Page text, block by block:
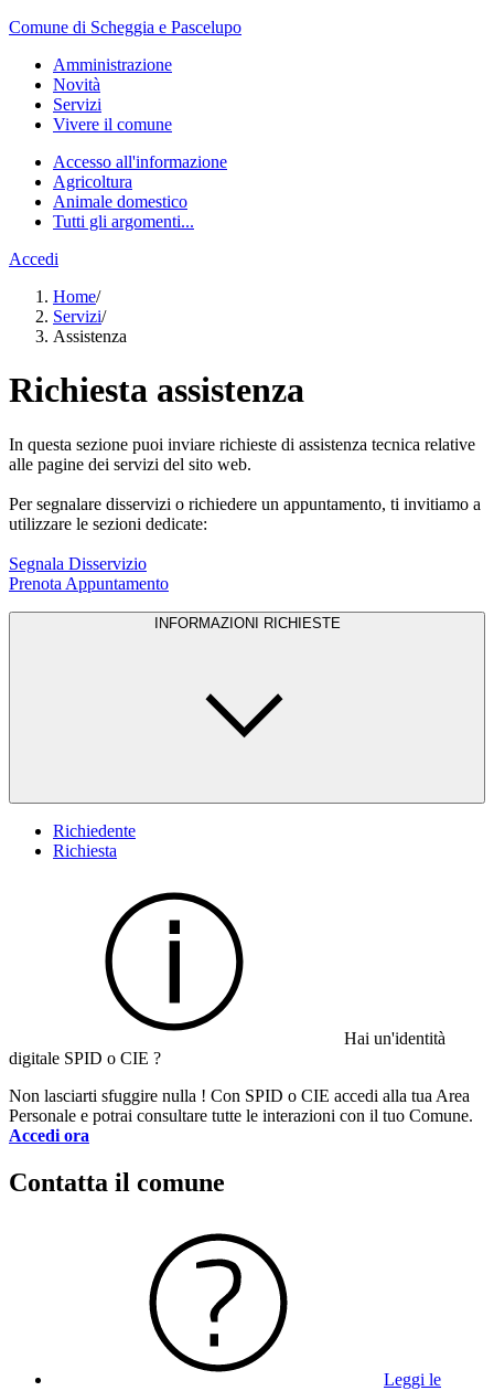
Comune di Scheggia e Pascelupo
Amministrazione
Novità
Servizi
Vivere il comune
Accesso all'informazione
Agricoltura
Animale domestico
Tutti gli argomenti...
Accedi
Home/
Servizi/
Assistenza
Richiesta assistenza
In questa sezione puoi inviare richieste di assistenza tecnica relative
alle pagine dei servizi del sito web.
Per segnalare disservizi o richiedere un appuntamento, ti invitiamo a
utilizzare le sezioni dedicate:
Segnala Disservizio
Prenota Appuntamento
INFORMAZIONI RICHIESTE
Richiedente
Richiesta
Hai un'identità
digitale SPID o CIE ?
Non lasciarti sfuggire nulla ! Con SPID o CIE accedi alla tua Area
Personale e potrai consultare tutte le interazioni con il tuo Comune.
Accedi ora
Contatta il comune
Leggi le